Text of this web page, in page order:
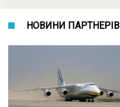
НОВИНИ ПАРТНЕРІВ